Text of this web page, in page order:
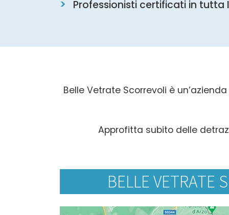
Professionisti certificati in tutta
Belle Vetrate Scorrevoli è
Approfitta subito delle
BELLE VETRATE